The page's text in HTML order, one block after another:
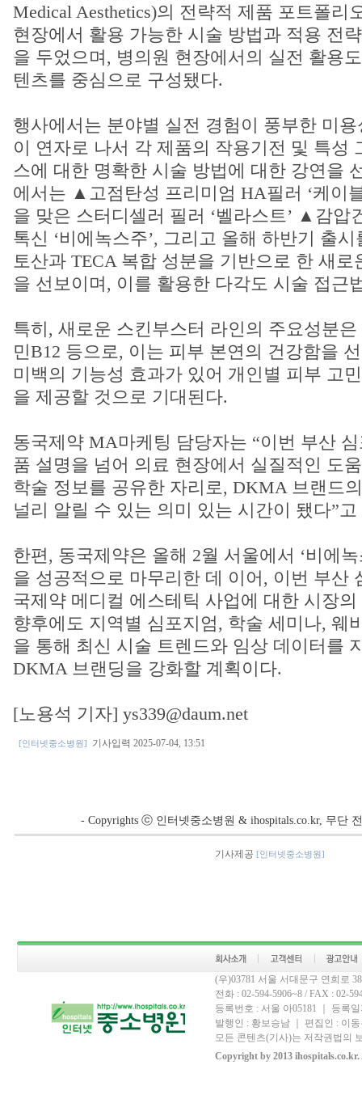
Medical Aesthetics)의 전략적 제품 포트폴리
현장에서 활용 가능한 시술 방법과 적용 전
을 두었으며, 병의원 현장에서의 실전 활용
텐츠를 중심으로 구성됐다.
행사에서는 분야별 실전 경험이 풍부한 미
이 연자로 나서 각 제품의 작용기전 및 특성
스에 대한 명확한 시술 방법에 대한 강연을
에서는 ▲고점탄성 프리미엄 HA필러 ‘케이
을 맞은 스터디셀러 필러 ‘벨라스트’ ▲감압
톡신 ‘비에녹스주’, 그리고 올해 하반기 출
토산과 TECA 복합 성분을 기반으로 한 새로
을 선보이며, 이를 활용한 다각도 시술 접근
특히, 새로운 스킨부스터 라인의 주요성분
민B12 등으로, 이는 피부 본연의 건강함을
미백의 기능성 효과가 있어 개인별 피부 고
을 제공할 것으로 기대된다.
동국제약 MA마케팅 담당자는 “이번 부산
품 설명을 넘어 의료 현장에서 실질적인 도
학술 정보를 공유한 자리로, DKMA 브랜드
널리 알릴 수 있는 의미 있는 시간이 됐다”
한편, 동국제약은 올해 2월 서울에서 ‘비에
을 성공적으로 마무리한 데 이어, 이번 부산
국제약 메디컬 에스테틱 사업에 대한 시장
향후에도 지역별 심포지엄, 학술 세미나, 웨
을 통해 최신 시술 트렌드와 임상 데이터를
DKMA 브랜딩을 강화할 계획이다.
[노용석 기자] ys339@daum.net
[인터넷중소병원] 기사입력 2025-07-04, 13:51
- Copyrights ⓒ 인터넷중소병원 & ihospitals.co.kr, 무단
기사제공 [인터넷중소병원]
(우)03781 서울 서대문구 연희로
전화 : 02-594-5906~8 / FAX : 02-
등록번호 : 서울 아05181 ｜ 등록
발행인 : 황보승남 ｜ 편집인 : 이
모든 콘텐츠(기사)는 저작권법의
Copyright by 2013 ihospitals.co.kr.